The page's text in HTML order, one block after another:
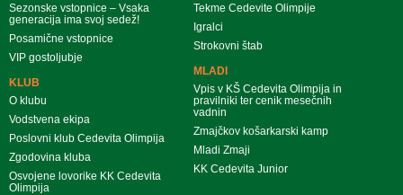
Sezonske vstopnice – Vsaka
generacija ima svoj sedež!
Posamične vstopnice
VIP gostoljubje
KLUB
O klubu
Vodstvena ekipa
Poslovni klub Cedevita Olimpija
Zgodovina kluba
Osvojene lovorike KK Cedevita
Olimpija
Tekme Cedevite Olimpije
Igralci
Strokovni štab
MLADI
Vpis v KŠ Cedevita Olimpija in
pravilniki ter cenik mesečnih
vadnin
Zmajčkov košarkarski kamp
Mladi Zmaji
KK Cedevita Junior